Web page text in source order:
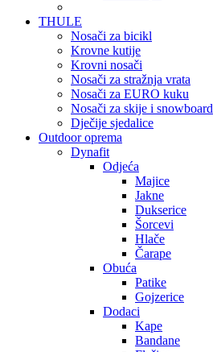
THULE
Nosači za bicikl
Krovne kutije
Krovni nosači
Nosači za stražnja vrata
Nosači za EURO kuku
Nosači za skije i snowboard
Dječije sjedalice
Outdoor oprema
Dynafit
Odjeća
Majice
Jakne
Dukserice
Šorcevi
Hlače
Čarape
Obuća
Patike
Gojzerice
Dodaci
Kape
Bandane